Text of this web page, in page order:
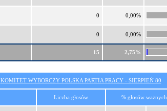
0 0,00%
0 0,00%
15 2,75%
KOMITET WYBORCZY POLSKA PARTIA PRACY - SIERPIEŃ 80
Liczba głosów % głosów ważnych